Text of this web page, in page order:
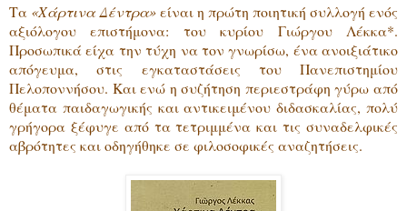
Τα «Χάρτινα Δέντρα»είναι η πρώτη ποιητική συλλογή ενός
αξιόλογου επιστήμονα: του κυρίου Γιώργου Λέκκα*.
Προσωπικά είχα την τύχη να τον γνωρίσω, ένα ανοιξιάτικο
απόγευμα, στις εγκαταστάσεις του Πανεπιστημίου
Πελοποννήσου. Και ενώ η συζήτηση περιεστράφη γύρω από
θέματα παιδαγωγικής και αντικειμένου διδασκαλίας, πολύ
γρήγορα ξέφυγε από τα τετριμμένα και τις συναδελφικές
αβρότητες και οδηγήθηκε σε φιλοσοφικές αναζητήσεις.